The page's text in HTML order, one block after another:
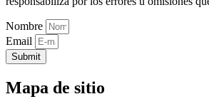
Nombre
Email
Submit
Mapa de sitio